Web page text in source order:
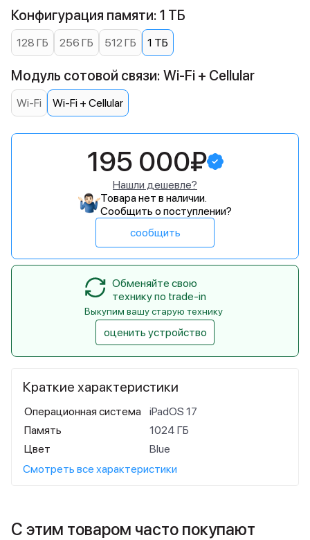
Краткие характеристики
Операционная система
iPadOS 17
Память
1024 ГБ
Цвет
Blue
Смотреть все характеристики
Конфигурация памяти: 1 ТБ
128 ГБ 256 ГБ 512 ГБ 1 ТБ
Модуль сотовой связи: Wi-Fi + Cellular
Wi-Fi Wi-Fi + Cellular
195 000₽
Нашли дешевле?
Товара нет в наличии.
Сообщить о поступлении?
сообщить
Обменяйте свою
технику по trade-in
Выкупим вашу старую технику
оценить устройство
С этим товаром часто покупают